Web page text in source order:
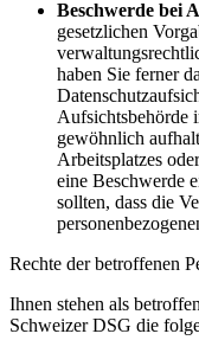
Beschwerde bei
gesetzlichen
haben Sie ferner
Aufsichtsbehörde
gewöhnlich
Arbeitsplatzes
eine Beschwerde
sollten, dass die
Rechte der betroffenen
Ihnen stehen als
Schweizer DSG die